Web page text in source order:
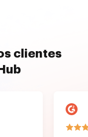
clientes